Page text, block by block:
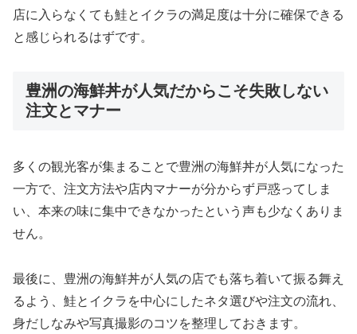
店に入らなくても鮭とイクラの満足度は十分に確保できる
と感じられるはずです。
豊洲の海鮮丼が人気だからこそ失敗しない
注文とマナー
多くの観光客が集まることで豊洲の海鮮丼が人気になった
一方で、注文方法や店内マナーが分からず戸惑ってしま
い、本来の味に集中できなかったという声も少なくありま
せん。
最後に、豊洲の海鮮丼が人気の店でも落ち着いて振る舞え
るよう、鮭とイクラを中心にしたネタ選びや注文の流れ、
身だしなみや写真撮影のコツを整理しておきます。